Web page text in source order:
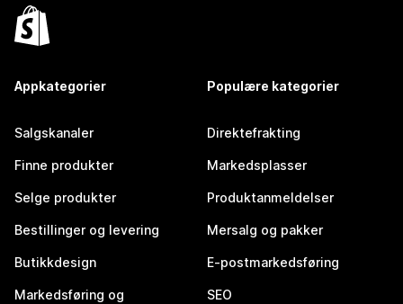
Appkategorier
Salgskanaler
Finne produkter
Selge produkter
Bestillinger og levering
Butikkdesign
Markedsføring og
Populære kategorier
Direktefrakting
Markedsplasser
Produktanmeldelser
Mersalg og pakker
E-postmarkedsføring
SEO